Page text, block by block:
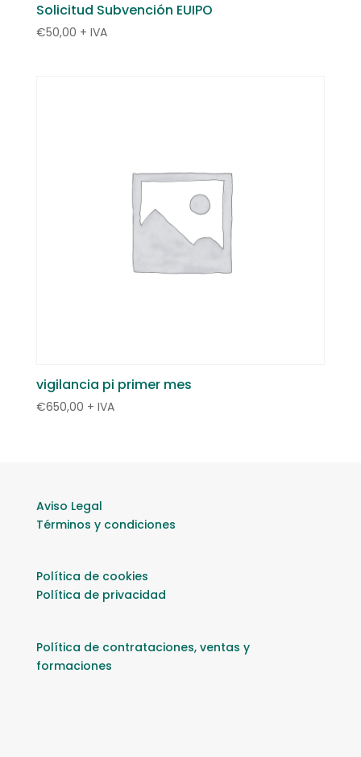
Solicitud Subvención EUIPO
€50,00 + IVA
vigilancia pi primer mes
€650,00 + IVA
Aviso Legal
Términos y condiciones
Política de cookies
Política de privacidad
Política de contrataciones, ventas y
formaciones